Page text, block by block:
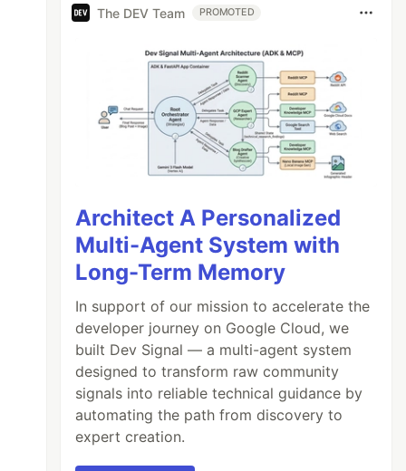
The DEV Team PROMOTED
Architect A Personalized
Multi-Agent System with
Long-Term Memory
In support of our mission to accelerate the
developer journey on Google Cloud, we
built Dev Signal — a multi-agent system
designed to transform raw community
signals into reliable technical guidance by
automating the path from discovery to
expert creation.